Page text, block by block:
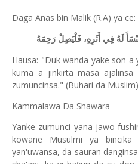
Daga Anas bin Malik (R.A) ya
لَهُ فِي أَثَرِهِ، فَلْيَصِلْ رَحِمَهُ
Hausa: "Duk wanda yake son
kuma a jinkirta masa
zumuncinsa." (Buhari da
Kammalawa Da Shawara
Yanke zumunci yana jawo
kowane Musulmi ya bincika
yan'uwansa, da sauran